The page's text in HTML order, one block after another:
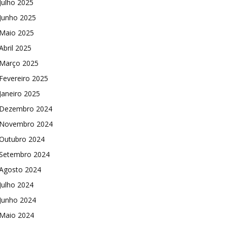
Julho 2025
Junho 2025
Maio 2025
2025
Março 2025
Fevereiro 2025
Janeiro 2025
Dezembro 2024
Novembro 2024
2024
2024
2024
Julho 2024
Junho 2024
Maio 2024